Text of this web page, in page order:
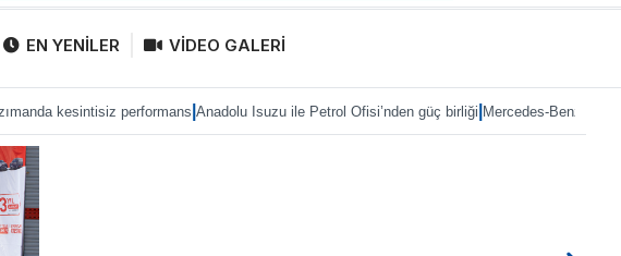
EN YENİLER VİDEO GALERİ
performans|Anadolu Isuzu ile Petrol Ofisi’nden güç birliği|Mercedes-Benz Türk’te Heiko